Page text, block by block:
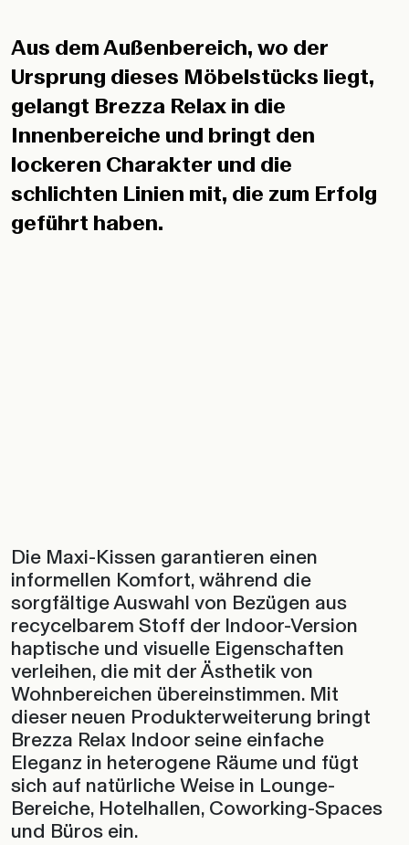
Aus dem Außenbereich, wo der
Ursprung dieses Möbelstücks liegt,
gelangt Brezza Relax in die
Innenbereiche und bringt den
lockeren Charakter und die
schlichten Linien mit, die zum Erfolg
geführt haben.
Die Maxi-Kissen garantieren einen
informellen Komfort, während die
sorgfältige Auswahl von Bezügen aus
recycelbarem Stoff der Indoor-Version
haptische und visuelle Eigenschaften
verleihen, die mit der Ästhetik von
Wohnbereichen übereinstimmen. Mit
dieser neuen Produkterweiterung bringt
Brezza Relax Indoor seine einfache
Eleganz in heterogene Räume und fügt
sich auf natürliche Weise in Lounge-
Bereiche, Hotelhallen, Coworking-Spaces
und Büros ein.